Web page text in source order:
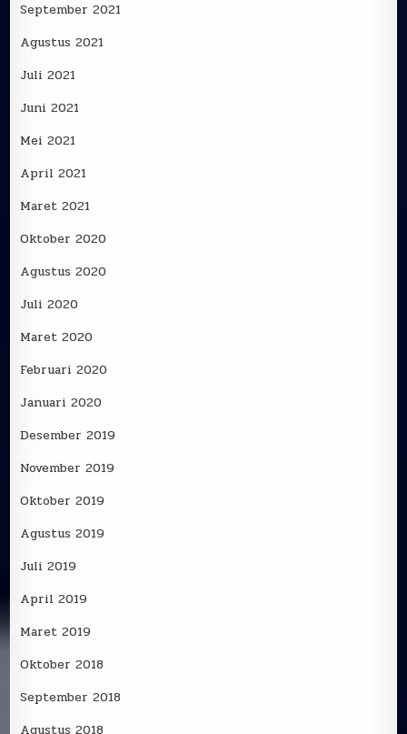
September 2021
Agustus 2021
Juli 2021
Juni 2021
Mei 2021
April 2021
Maret 2021
Oktober 2020
Agustus 2020
Juli 2020
Maret 2020
Februari 2020
Januari 2020
Desember 2019
November 2019
Oktober 2019
Agustus 2019
Juli 2019
April 2019
Maret 2019
Oktober 2018
September 2018
Agustus 2018